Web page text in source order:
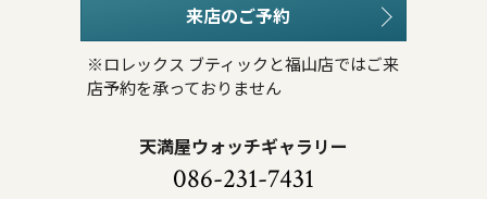
来店のご予約
※ロレックス ブティックと福山店ではご来
店予約を承っておりません
天満屋ウォッチギャラリー
086-231-7431